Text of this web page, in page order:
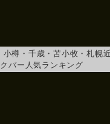
小樽・千歳・苫小牧・札幌
バー人気ランキング